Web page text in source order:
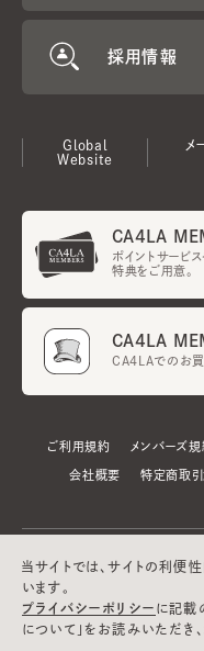
採用情報
Global
Website
メ
CA4LA
ポイントサービ
特典をご用意。
CA4LA
CA4LAでのお買
ご利用規約 メンバーズ規
会社概要 特定商取
当サイトでは、サイトの利便
います。
プライバシーポリシー に記載
について」をお読みいただき